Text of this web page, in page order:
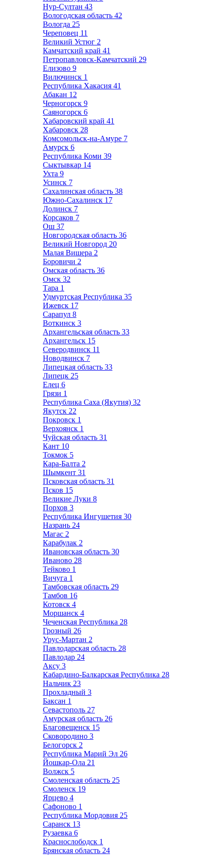
Нур-Султан 43
Вологодская область 42
Вологда 25
Череповец 11
Великий Устюг 2
Камчатский край 41
Петропавловск-Камчатский 29
Елизово 9
Вилючинск 1
Республика Хакасия 41
Абакан 12
Черногорск 9
Саяногорск 6
Хабаровский край 41
Хабаровск 28
Комсомольск-на-Амуре 7
Амурск 6
Республика Коми 39
Сыктывкар 14
Ухта 9
Усинск 7
Сахалинская область 38
Южно-Сахалинск 17
Долинск 7
Корсаков 7
Ош 37
Новгородская область 36
Великий Новгород 20
Малая Вишера 2
Боровичи 2
Омская область 36
Омск 32
Тара 1
Удмуртская Республика 35
Ижевск 17
Сарапул 8
Воткинск 3
Архангельская область 33
Архангельск 15
Северодвинск 11
Новодвинск 7
Липецкая область 33
Липецк 25
Елец 6
Грязи 1
Республика Саха (Якутия) 32
Якутск 22
Покровск 1
Верхоянск 1
Чуйская область 31
Кант 10
Токмок 5
Кара-Балта 2
Шымкент 31
Псковская область 31
Псков 15
Великие Луки 8
Порхов 3
Республика Ингушетия 30
Назрань 24
Магас 2
Карабулак 2
Ивановская область 30
Иваново 28
Тейково 1
Вичуга 1
Тамбовская область 29
Тамбов 16
Котовск 4
Моршанск 4
Чеченская Республика 28
Грозный 26
Урус-Мартан 2
Павлодарская область 28
Павлодар 24
Аксу 3
Кабардино-Балкарская Республика 28
Нальчик 23
Прохладный 3
Баксан 1
Севастополь 27
Амурская область 26
Благовещенск 15
Сковородино 3
Белогорск 2
Республика Марий Эл 26
Йошкар-Ола 21
Волжск 5
Смоленская область 25
Смоленск 19
Ярцево 4
Сафоново 1
Республика Мордовия 25
Саранск 13
Рузаевка 6
Краснослободск 1
Брянская область 24